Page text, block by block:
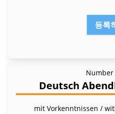
등록
Number
Deutsch
mit Vorkenntnissen /